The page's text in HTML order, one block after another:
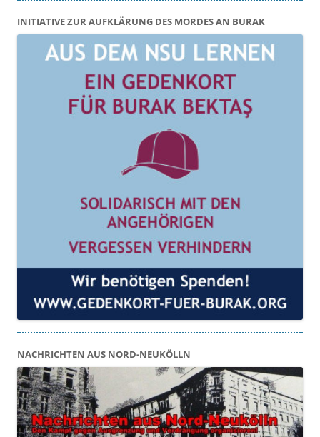
INITIATIVE ZUR AUFKLÄRUNG DES MORDES AN BURAK
NACHRICHTEN AUS NORD-NEUKÖLLN